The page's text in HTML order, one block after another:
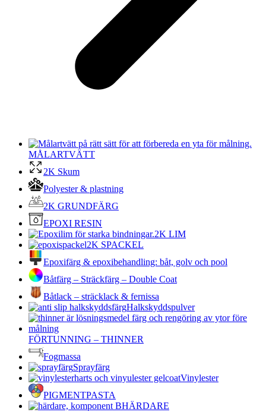
MÅLARTVÄTT
2K Skum
Polyester & plastning
2K GRUNDFÄRG
EPOXI RESIN
2K LIM
2K SPACKEL
Epoxifärg & epoxibehandling: båt, golv och pool
Båtfärg – Sträckfärg – Double Coat
Båtlack – sträcklack & fernissa
Halkskyddspulver
FÖRTUNNING – THINNER
Fogmassa
Sprayfärg
Vinylester
PIGMENTPASTA
HÄRDARE